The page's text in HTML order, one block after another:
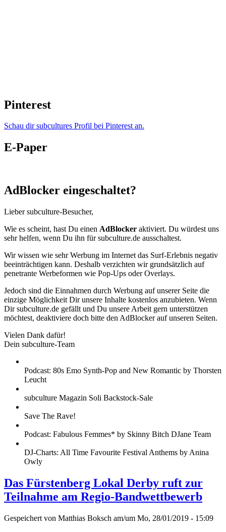
Pinterest
Schau dir subcultures Profil bei Pinterest an.
E-Paper
AdBlocker eingeschaltet?
Lieber subculture-Besucher,
Wie es scheint, hast Du einen AdBlocker aktiviert. Du würdest uns
sehr helfen, wenn Du ihn für subculture.de ausschaltest.
Wir wissen wie sehr Werbung im Internet das Surf-Erlebnis negativ
beeinträchtigen kann. Deshalb verzichten wir grundsätzlich auf
penetrante Werbeformen wie Pop-Ups oder Overlays.
Jedoch sind die Einnahmen durch Werbung auf unserer Seite die
einzige Möglichkeit Dir unsere Inhalte kostenlos anzubieten. Wenn
Dir subculture.de gefällt und Du unsere Arbeit gern unterstützen
möchtest, deaktiviere doch bitte den AdBlocker auf unseren Seiten.
Vielen Dank dafür!
Dein subculture-Team
Podcast: 80s Emo Synth-Pop and New Romantic by Thorsten
Leucht
subculture Magazin Soli Backstock-Sale
Save The Rave!
Podcast: Fabulous Femmes* by Skinny Bitch DJane Team
DJ-Charts: All Time Favourite Festival Anthems by Anina
Owly
Das Fürstenberg Lokal Derby ruft zur
Teilnahme am Regio-Bandwettbewerb
Gespeichert von Matthias Boksch am/um Mo, 28/01/2019 - 15:09